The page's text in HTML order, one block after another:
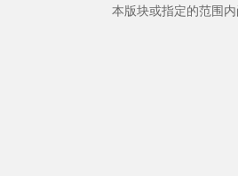
本版块或指定的范围